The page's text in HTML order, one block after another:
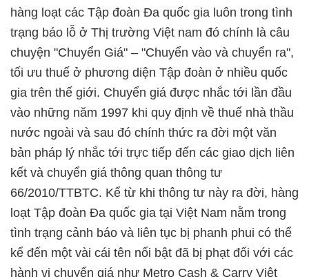
hàng loạt các Tập đoàn Đa quốc gia luôn trong tình
trạng báo lỗ ở Thị trường Việt nam đó chính là câu
chuyện "Chuyển Giá" – "Chuyển vào và chuyển ra",
tối ưu thuế ở phương diện Tập đoàn ở nhiều quốc
gia trên thế giới. Chuyển giá được nhắc tới lần đầu
vào những năm 1997 khi quy định về thuế nhà thầu
nước ngoài và sau đó chính thức ra đời một văn
bản pháp lý nhắc tới trực tiếp đến các giao dịch liên
kết và chuyển giá thông quan thông tư
66/2010/TTBTC. Kể từ khi thông tư này ra đời, hàng
loạt Tập đoàn Đa quốc gia tại Việt Nam nằm trong
tình trạng cảnh báo và liên tục bị phanh phui có thể
kể đến một vài cái tên nổi bật đã bị phạt đối với các
hành vi chuyển giá như Metro Cash & Carry Việt